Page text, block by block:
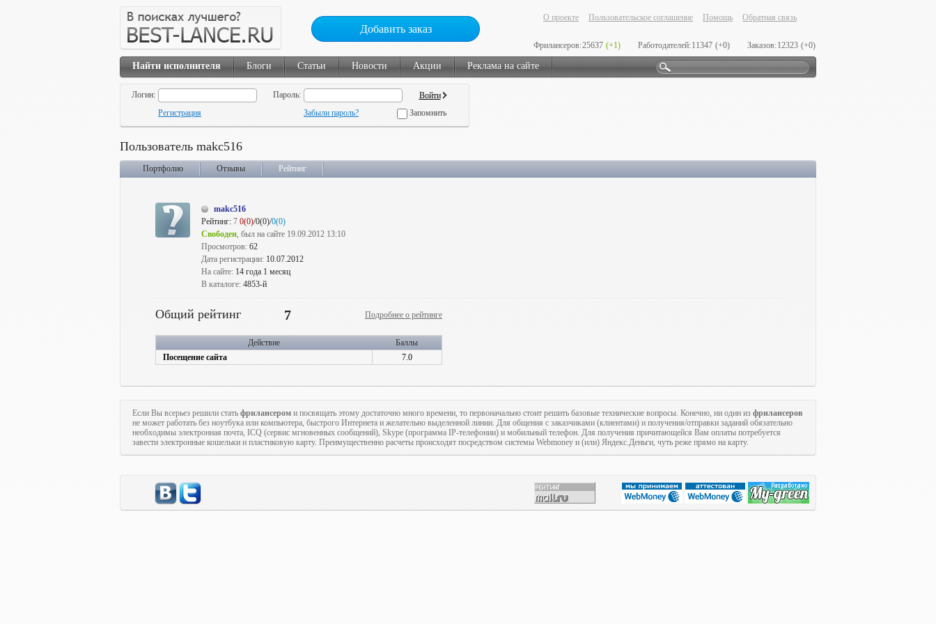
Добавить заказ
О проекте Пользовательское соглашение Помощь Обратная связь
Фрилансеров:25637 (+1) Работодателей:11347 (+0) Заказов:12323 (+0)
Найти исполнителя Блоги Статьи Новости Акции Реклама на сайте
Логин:
Пароль:
Регистрация
Забыли пароль? Запомнить
Пользователь makc516
Портфолио Отзывы Рейтинг
makc516
Рейтинг: 7 0(0)/0(0)/0(0)
Свободен, был на сайте 19.09.2012 13:10
Просмотров: 62
Дата регистрации: 10.07.2012
На сайте: 14 года 1 месяц
В каталоге: 4853-й
Общий рейтинг 7 Подробнее о рейтинге
Действие
Баллы
Посещение сайта
7.0
Если Вы всерьез решили стать фрилансером и посвящать этому достаточно много времени, то первоначально стоит решить базовые технические вопросы. Конечно, ни один из фрилансеров
не может работать без ноутбука или компьютера, быстрого Интернета и желательно выделенной линии. Для общения с заказчиками (клиентами) и получения/отправки заданий обязательно
необходимы электронная почта, ICQ (сервис мгновенных сообщений), Skype (программа IP-телефонии) и мобильный телефон. Для получения причитающейся Вам оплаты потребуется
завести электронные кошельки и пластиковую карту. Преимущественно расчеты происходят посредством системы Webmoney и (или) Яндекс.Деньги, чуть реже прямо на карту.